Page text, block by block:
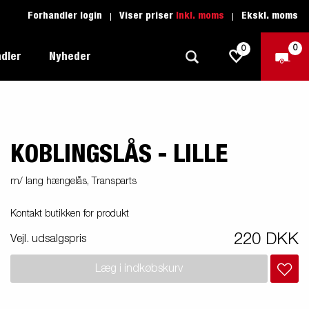
Forhandler login Viser priser Inkl. moms Ekskl. moms
Produktguide - Fritid
Produktguide - Båd
Produktguide - Vandsport
Produktguide - Entreprenør
Køreskole
Reservedele
1205 Limited Edition
Nyheder
0 0
KOBLINGSLÅS - LILLE
m/ lang hængelås, Transparts
Kontakt butikken for produkt
Vejl. udsalgspris 220 DKK
Læg i indkøbskurv